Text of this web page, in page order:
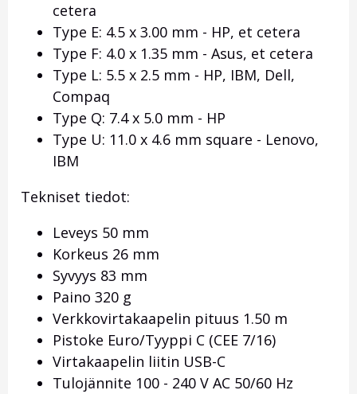
cetera
Type E: 4.5 x 3.00 mm - HP, et cetera
Type F: 4.0 x 1.35 mm - Asus, et cetera
Type L: 5.5 x 2.5 mm - HP, IBM, Dell,
Compaq
Type Q: 7.4 x 5.0 mm - HP
Type U: 11.0 x 4.6 mm square - Lenovo,
IBM
Tekniset tiedot:
Leveys 50 mm
Korkeus 26 mm
Syvyys 83 mm
Paino 320 g
Verkkovirtakaapelin pituus 1.50 m
Pistoke Euro/Tyyppi C (CEE 7/16)
Virtakaapelin liitin USB-C
Tulojännite 100 - 240 V AC 50/60 Hz